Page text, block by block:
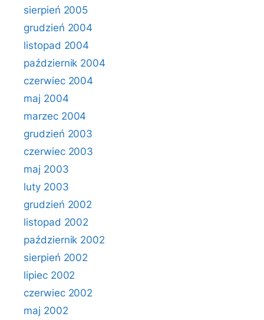
sierpień 2005
grudzień 2004
listopad 2004
październik 2004
czerwiec 2004
maj 2004
marzec 2004
grudzień 2003
czerwiec 2003
maj 2003
luty 2003
grudzień 2002
listopad 2002
październik 2002
sierpień 2002
lipiec 2002
czerwiec 2002
maj 2002